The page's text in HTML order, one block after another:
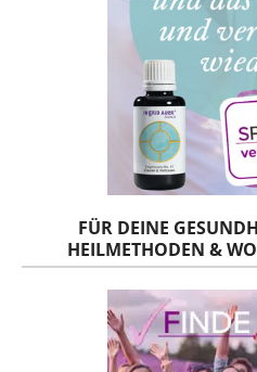
FÜR DEINE
HEILMETHODEN &